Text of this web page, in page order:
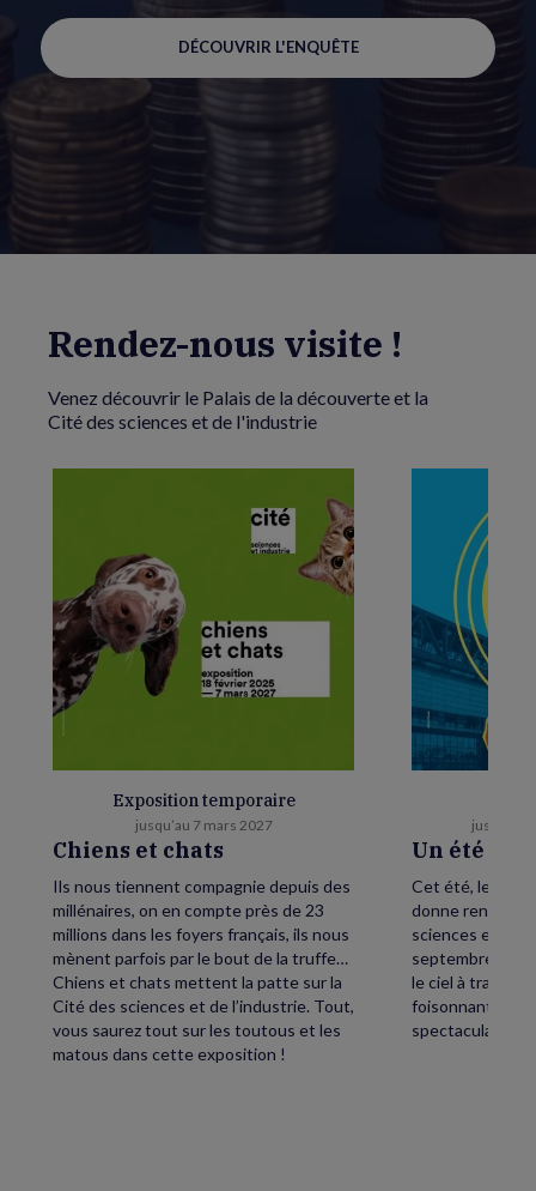
DÉCOUVRIR L'ENQUÊTE
Rendez-nous visite !
Venez découvrir le Palais de la découverte et la
Cité des sciences et de l'industrie
Exposition temporaire
jusqu’au 7 mars 2027
Chiens et chats
Ils nous tiennent compagnie depuis des
millénaires, on en compte près de 23
millions dans les foyers français, ils nous
mènent parfois par le bout de la truffe…
Chiens et chats mettent la patte sur la
Cité des sciences et de l’industrie. Tout,
vous saurez tout sur les toutous et les
matous dans cette exposition !
jusqu’au
Un été
Cet été, levez
donne rendez-
sciences et de
septembre,
le ciel à travers
foisonnant
spectaculaire